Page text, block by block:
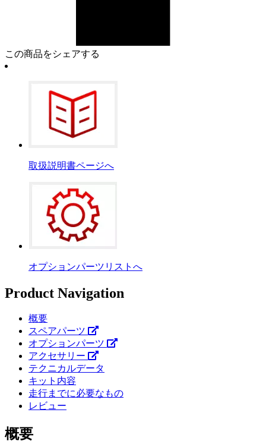
この商品をシェアする
取扱説明書ページへ
オプションパーツリストへ
Product Navigation
概要
スペアパーツ
オプションパーツ
アクセサリー
テクニカルデータ
キット内容
走行までに必要なもの
レビュー
概要